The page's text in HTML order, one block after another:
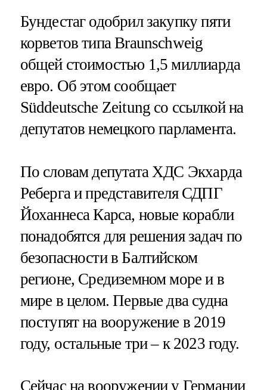
Бундестаг одобрил закупку пяти
корветов типа Braunschweig
общей стоимостью 1,5 миллиарда
евро. Об этом сообщает
Süddeutsche Zeitung со ссылкой на
депутатов немецкого парламента.
По словам депутата ХДС Экхарда
Реберга и представителя СДПГ
Йоханнеса Карса, новые корабли
понадобятся для решения задач по
безопасности в Балтийском
регионе, Средиземном море и в
мире в целом. Первые два судна
поступят на вооружение в 2019
году, остальные три – к 2023 году.
Сейчас на вооружении у Германии